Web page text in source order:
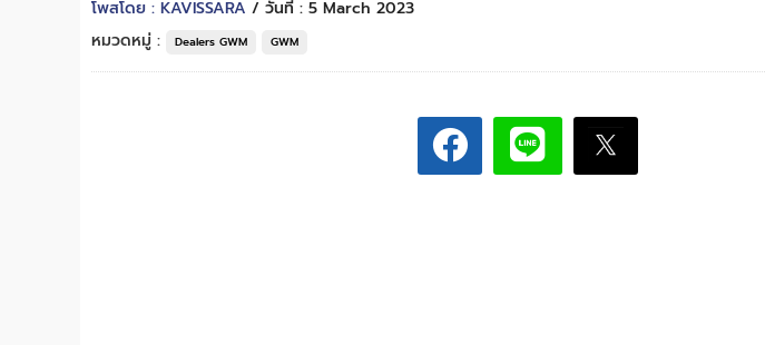
โพสโดย : KAVISSARA / วันที่ : 5 March 2023
หมวดหมู่ :
Dealers GWM GWM